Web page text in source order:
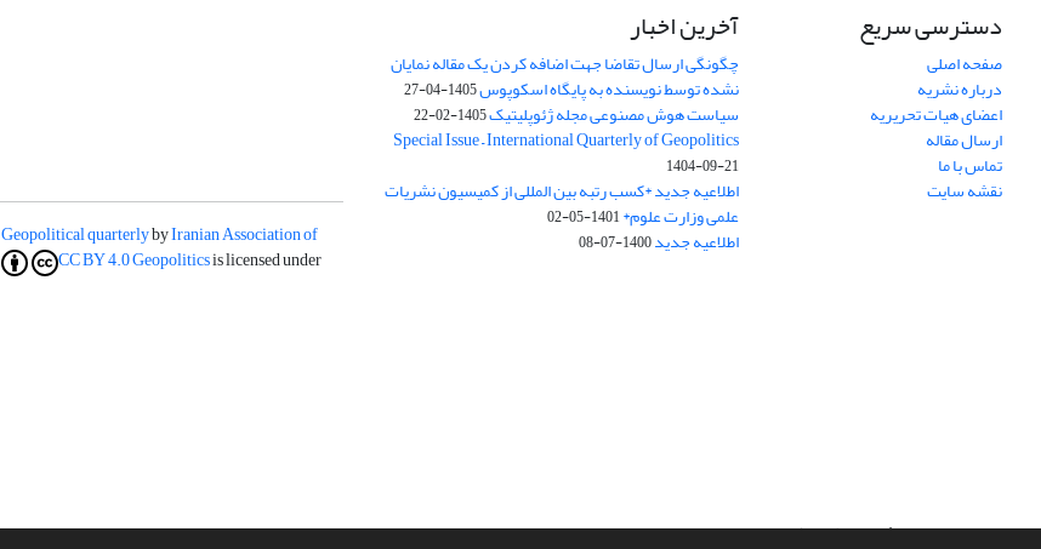
دسترسی سریع
صفحه اصلی
درباره نشریه
اعضای هیات تحریریه
ارسال مقاله
تماس با ما
نقشه سایت
آخرین اخبار
چگونگی ارسال تقاضا جهت اضافه کردن یک مقاله نمایان
نشده توسط نویسنده به پایگاه اسکوپوس1405-04-27
سیاست هوش مصنوعی مجله ژئوپلیتیک1405-02-22
Special Issue – International Quarterly of Geopolitics
1404-09-21
اطلاعیه جدید *کسب رتبه بین المللی از کمیسیون نشریات
علمی وزارت علوم*1401-05-02
اطلاعیه جدید1400-07-08
Geopolitical quarterlybyIranian Association of
Geopoliticsis licensed under
CC BY 4.0
سامانه مدیریت نشریات علمی.طراحی و پیاده سازی ازسیناوب